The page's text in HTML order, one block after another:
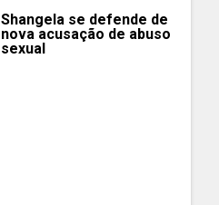
Shangela se defende de
nova acusação de abuso
sexual